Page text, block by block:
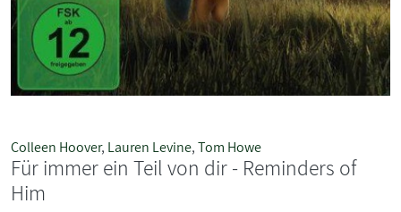
Colleen Hoover, Lauren Levine,Tom Howe
Für immer ein Teil von dir - Reminders of
Him